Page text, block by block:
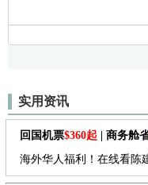
实用资讯
回国机票$360起 | 商务舱
海外华人福利！在线看陈